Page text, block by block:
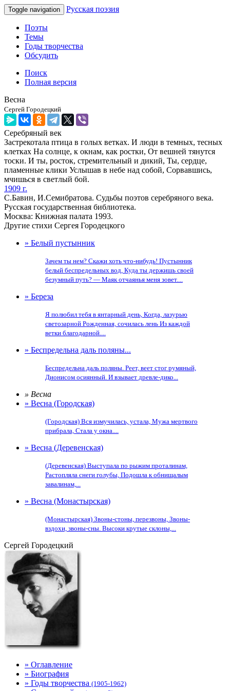
Toggle navigation Русская поэзия
Поэты
Темы
Годы творчества
Обсудить
Поиск
Полная версия
Весна
Сергей Городецкий
Серебряный век
Застрекотала птица в голых ветках. И люди в темных, тесных
клетках На солнце, к окнам, как ростки, От вешней тянутся
тоски. И ты, росток, стремительный и дикий, Ты, сердце,
пламенные клики Услышав в небе над собой, Сорвавшись,
мчишься в светлый бой.
1909 г.
С.Бавин, И.Семибратова. Судьбы поэтов серебряного века.
Русская государственная библиотека.
Москва: Книжная палата 1993.
Другие стихи Сергея Городецкого
» Белый пустынник
Зачем ты нем? Скажи хоть что-нибудь! Пустынник
белый беспредельных вод, Куда ты держишь своей
безумный путь? — Маяк отчаянья меня зовет....
» Береза
Я полюбил тебя в янтарный день, Когда, лазурью
светозарной Рожденная, сочилась лень Из каждой
ветки благодарной....
» Беспредельна даль поляны...
Беспредельна даль поляны. Реет, веет стог румяный,
Дионисом осиянный. И взывает древле-дико...
» Весна
» Весна (Городская)
(Городская) Вся измучилась, устала, Мужа мертвого
прибрала, Стала у окна....
» Весна (Деревенская)
(Деревенская) Выступала по рыжим проталинам,
Растопляла снеги голубы, Подошла к обнищалым
завалинам,...
» Весна (Монастырская)
(Монастырская) Звоны-стоны, перезвоны, Звоны-
вздохи, звоны-сны. Высоки крутые склоны,...
Сергей Городецкий
» Оглавление
» Биография
» Годы творчества (1905-1962)